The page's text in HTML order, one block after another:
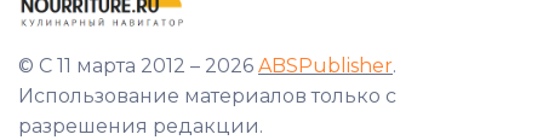
© С 11 марта 2012 – 2026 ABSPublisher.
Использование материалов только с
разрешения редакции.